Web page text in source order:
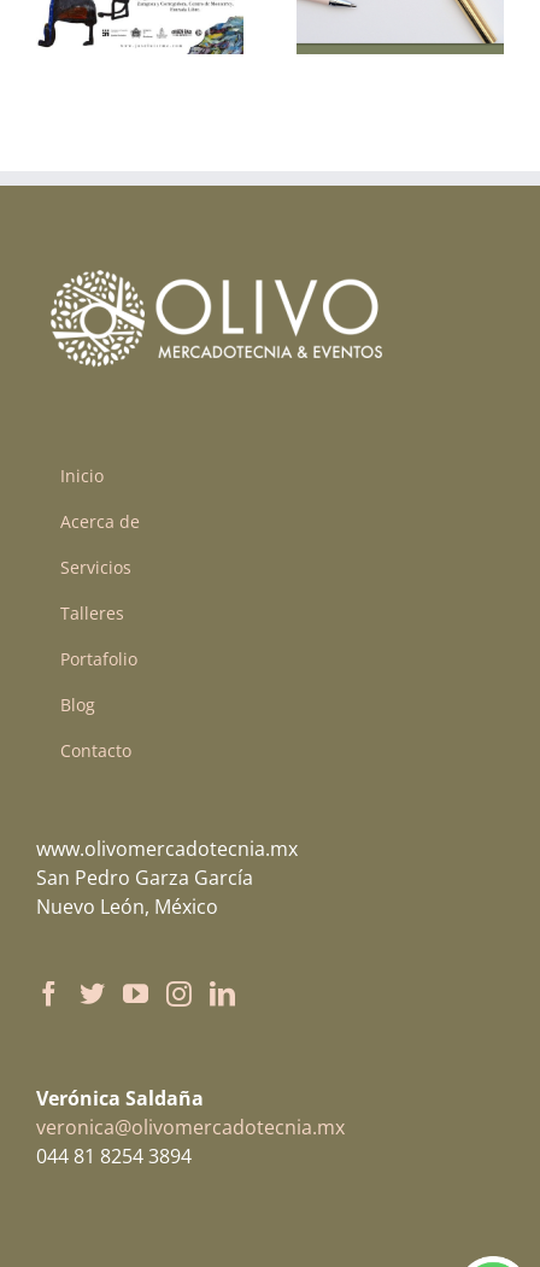
Laborales
Inicio
Acerca de
Servicios
Talleres
Portafolio
Blog
Contacto
www.olivomercadotecnia.mx
San Pedro Garza García
Nuevo León, México
Verónica Saldaña
veronica@olivomercadotecnia.mx
044 81 8254 3894